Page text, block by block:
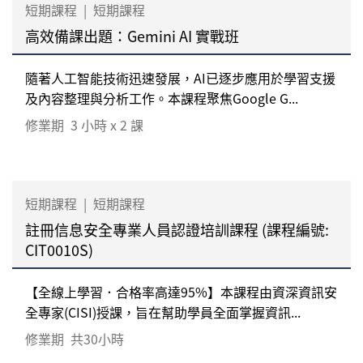
短期課程 | 短期課程
高效備課出題：Gemini AI 實戰班
隨著人工智能技術迅速發展，AI已逐步應用於學習支援
及內容整理與分析工作。本課程聚焦Google G...
修業期 3 小時 x 2 課
短期課程 | 短期課程
註冊信息安全專業人員認證培訓課程 (課程編號:
CIT0010S)
【全線上學習．合格率高達95%】本課程由資深資訊安
全專家(CISI)授課，旨在幫助學員全面掌握資訊...
修業期 共30小時